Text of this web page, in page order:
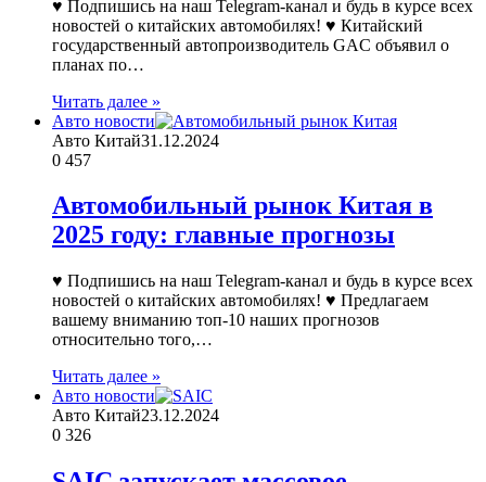
♥ Подпишись на наш Telegram-канал и будь в курсе всех
новостей о китайских автомобилях! ♥ Китайский
государственный автопроизводитель GAC объявил о
планах по…
Читать далее »
Авто новости
Авто Китай31.12.2024
0 457
Автомобильный рынок Китая в
2025 году: главные прогнозы
♥ Подпишись на наш Telegram-канал и будь в курсе всех
новостей о китайских автомобилях! ♥ Предлагаем
вашему вниманию топ-10 наших прогнозов
относительно того,…
Читать далее »
Авто новости
Авто Китай23.12.2024
0 326